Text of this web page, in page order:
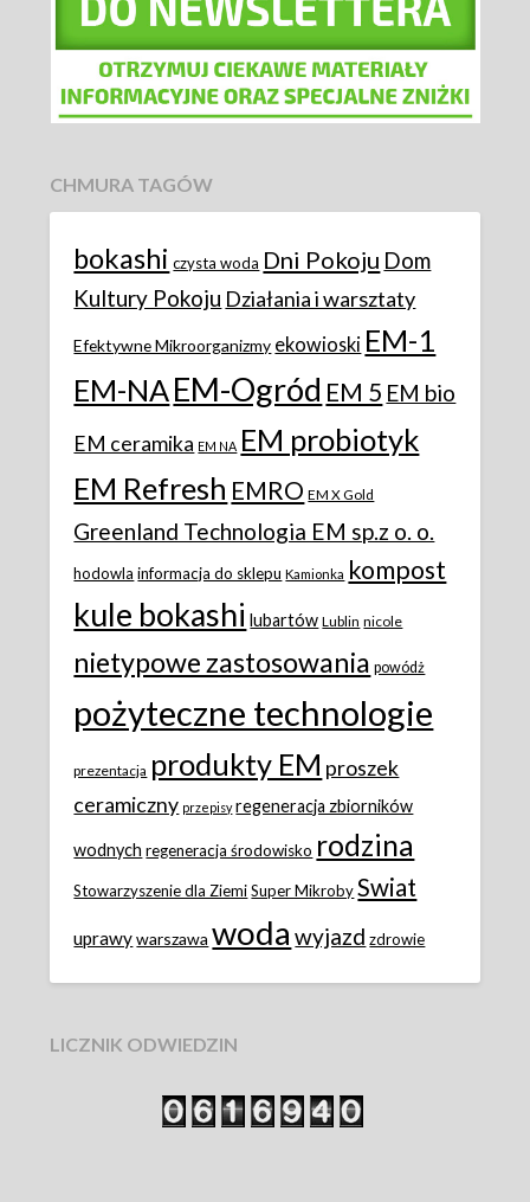
CHMURA TAGÓW
bokashi czysta woda Dni Pokoju Dom
Kultury Pokoju Działania i warsztaty
Efektywne Mikroorganizmy ekowioski EM-1
EM-NAEM-Ogród EM 5 EM bio
EM ceramika EM NA EM probiotyk
EM Refresh EMRO EM X Gold
Greenland Technologia EM sp.z o. o.
hodowla informacja do sklepu Kamionka kompost
kule bokashi lubartów Lublin nicole
nietypowe zastosowania powódż
pożyteczne technologie
prezentacja produkty EM proszek
ceramiczny przepisy regeneracja zbiorników
wodnych regeneracja środowisko rodzina
Stowarzyszenie dla Ziemi Super Mikroby Swiat
uprawy warszawa woda wyjazd zdrowie
LICZNIK ODWIEDZIN